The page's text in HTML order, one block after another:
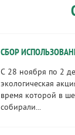
СБОР
C 28 ноября по 2
экологическая
время которой в
собирали...